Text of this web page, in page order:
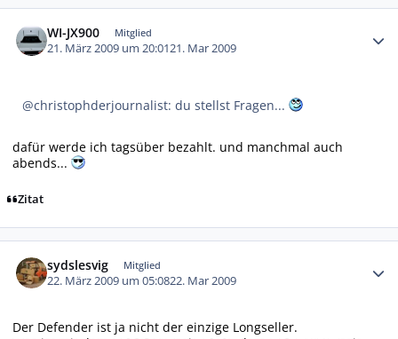
WI-JX900 Mitglied
21. März 2009 um 20:0121. Mar 2009
@christophderjournalist: du stellst Fragen...
dafür werde ich tagsüber bezahlt. und manchmal auch
abends...
Zitat
sydslesvig Mitglied
22. März 2009 um 05:0822. Mar 2009
Der Defender ist ja nicht der einzige Longseller.